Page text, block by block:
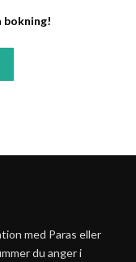
bokning!
med Paras eller
du anger i